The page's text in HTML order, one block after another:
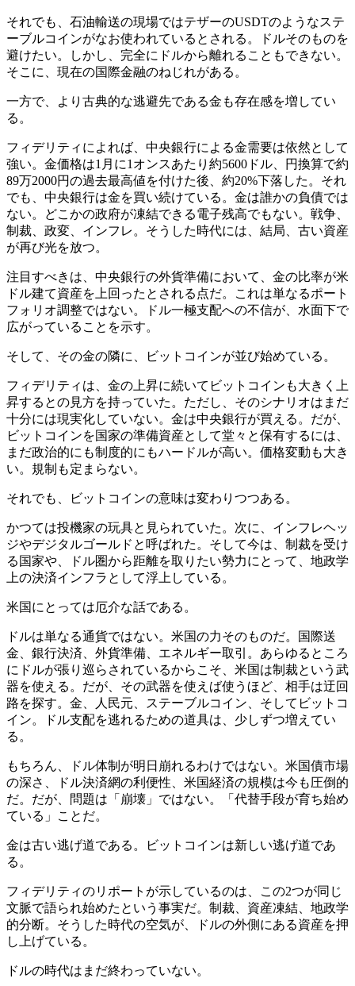
それでも、石油輸送の現場ではテザーのUSDTのようなステ
ーブルコインがなお使われているとされる。ドルそのものを
避けたい。しかし、完全にドルから離れることもできない。
そこに、現在の国際金融のねじれがある。
一方で、より古典的な逃避先である金も存在感を増してい
る。
フィデリティによれば、中央銀行による金需要は依然として
強い。金価格は1月に1オンスあたり約5600ドル、円換算で約
89万2000円の過去最高値を付けた後、約20%下落した。それ
でも、中央銀行は金を買い続けている。金は誰かの負債では
ない。どこかの政府が凍結できる電子残高でもない。戦争、
制裁、政変、インフレ。そうした時代には、結局、古い資産
が再び光を放つ。
注目すべきは、中央銀行の外貨準備において、金の比率が米
ドル建て資産を上回ったとされる点だ。これは単なるポート
フォリオ調整ではない。ドル一極支配への不信が、水面下で
広がっていることを示す。
そして、その金の隣に、ビットコインが並び始めている。
フィデリティは、金の上昇に続いてビットコインも大きく上
昇するとの見方を持っていた。ただし、そのシナリオはまだ
十分には現実化していない。金は中央銀行が買える。だが、
ビットコインを国家の準備資産として堂々と保有するには、
まだ政治的にも制度的にもハードルが高い。価格変動も大き
い。規制も定まらない。
それでも、ビットコインの意味は変わりつつある。
かつては投機家の玩具と見られていた。次に、インフレヘッ
ジやデジタルゴールドと呼ばれた。そして今は、制裁を受け
る国家や、ドル圏から距離を取りたい勢力にとって、地政学
上の決済インフラとして浮上している。
米国にとっては厄介な話である。
ドルは単なる通貨ではない。米国の力そのものだ。国際送
金、銀行決済、外貨準備、エネルギー取引。あらゆるところ
にドルが張り巡らされているからこそ、米国は制裁という武
器を使える。だが、その武器を使えば使うほど、相手は迂回
路を探す。金、人民元、ステーブルコイン、そしてビットコ
イン。ドル支配を逃れるための道具は、少しずつ増えてい
る。
もちろん、ドル体制が明日崩れるわけではない。米国債市場
の深さ、ドル決済網の利便性、米国経済の規模は今も圧倒的
だ。だが、問題は「崩壊」ではない。「代替手段が育ち始め
ている」ことだ。
金は古い逃げ道である。ビットコインは新しい逃げ道であ
る。
フィデリティのリポートが示しているのは、この2つが同じ
文脈で語られ始めたという事実だ。制裁、資産凍結、地政学
的分断。そうした時代の空気が、ドルの外側にある資産を押
し上げている。
ドルの時代はまだ終わっていない。